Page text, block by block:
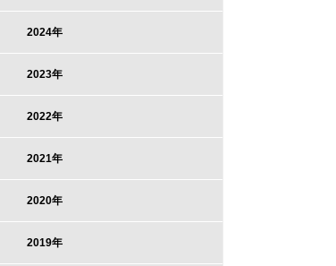
2024年
2023年
2022年
2021年
2020年
2019年